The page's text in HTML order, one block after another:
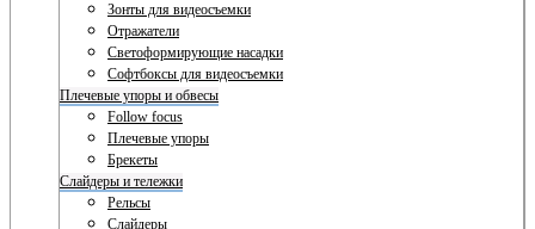
Зонты для видеосъемки
Отражатели
Светоформирующие насадки
Софтбоксы для видеосъемки
Плечевые упоры и обвесы
Follow focus
Плечевые упоры
Брекеты
Слайдеры и тележки
Рельсы
Слайдеры